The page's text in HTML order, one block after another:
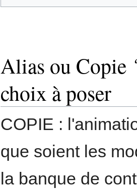
Alias ou Copie
choix à poser
COPIE :
que soient les
la banque de